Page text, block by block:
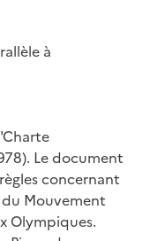
à
Le document
concernant
Mouvement
Olympiques.